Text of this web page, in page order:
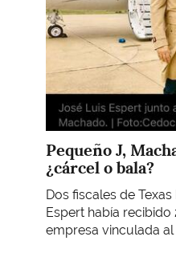
Pequeño J,
¿cárcel o bala?
Dos fiscales de
Espert había
empresa vinculada al